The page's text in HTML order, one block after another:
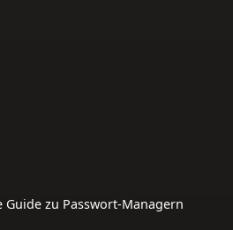
zu Passwort-Managern